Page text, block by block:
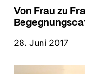
Von Frau zu
28. Juni 2017